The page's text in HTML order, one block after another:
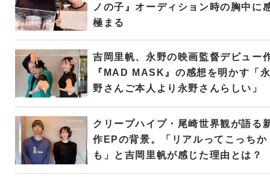
ノの子』オーディション時の胸中に
極まる
吉岡里帆、永野の映画監督デビュー
『MAD MASK』の感想を明かす「
野さんご本人より永野さんらしい」
クリープハイプ・尾崎世界観が語る
作EPの背景。「リアルってこっちか
も」と吉岡里帆が感じた理由とは？